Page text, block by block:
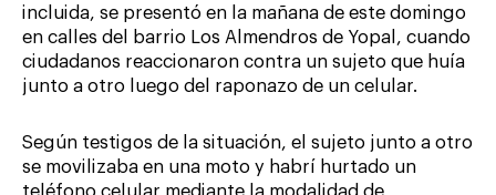
incluida, se presentó en la mañana de este domingo
en calles del barrio Los Almendros de Yopal, cuando
ciudadanos reaccionaron contra un sujeto que huía
junto a otro luego del raponazo de un celular.
Según testigos de la situación, el sujeto junto a otro
se movilizaba en una moto y habrí hurtado un
teléfono celular mediante la modalidad de